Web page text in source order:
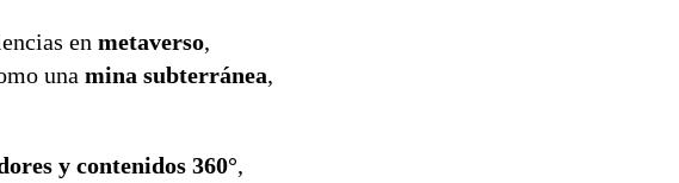
en metaverso,
una mina subterránea,
y contenidos 360°,